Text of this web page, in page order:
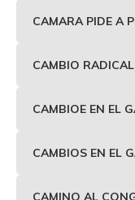
CAMARA PIDE A
CAMBIO RADICAL
CAMBIOE EN EL
CAMBIOS EN EL
CAMINO AL